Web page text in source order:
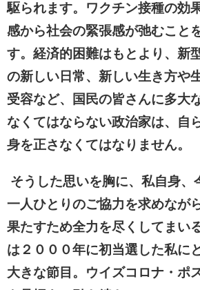
駆られます。ワクチン接種の効
感から社会の緊張感が弛むこと
す。経済的困難はもとより、新
の新しい日常、新しい生き方や
受容など、国民の皆さんに多大
なくてはならない政治家は、自
身を正さなくてはなりません。
そうした思いを胸に、私自身、
一人ひとりのご協力を求めなが
果たすため全力を尽くしてまい
は２０００年に初当選した私に
大きな節目。ウイズコロナ・ポ